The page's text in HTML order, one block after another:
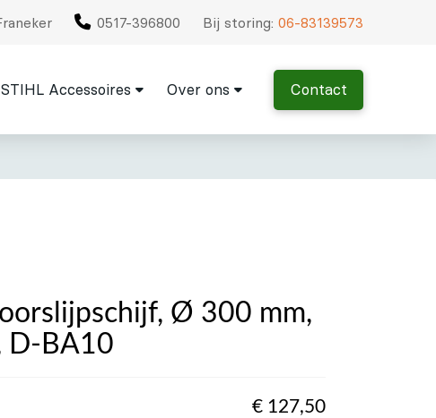
0517-396800 Bij storing:06-83139573
STIHL Accessoires Over ons Contact
Ø 300 mm,
D-BA10
€ 127,50